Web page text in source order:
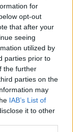
for
opt-out
that after your
seeing
utilized by
parties prior to
the further
parties on the
may
IAB’s List of
it to other